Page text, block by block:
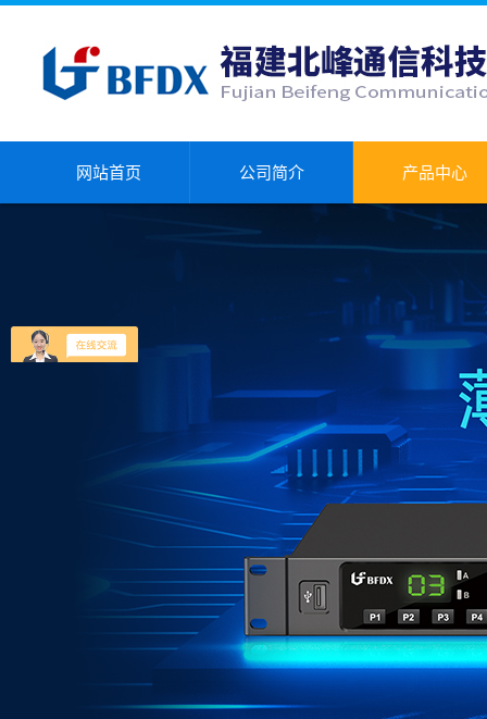
网站首页 公司简介 产品中心